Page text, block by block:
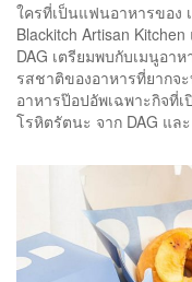
ใครที่เป็นแฟนอาหารขอ
Blackitch Artisan
DAG เตรียมพบกับเมนูอา
รสชาติของอาหารที่ยากจ
อาหารป๊อปอัพเฉพาะกิจที่
โรหิตรัตนะ จาก DAG แล